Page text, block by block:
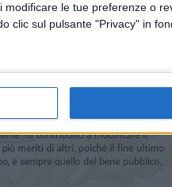
le tue preferenze o
clic sul pulsante "Privacy" in